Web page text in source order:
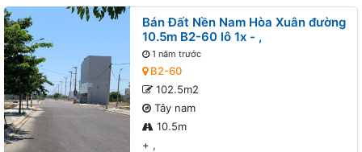
Bán Đất Nền Nam Hòa Xuân đường
10.5m B2-60 lô 1x - ,
1 năm trước
B2-60
102.5m2
Tây nam
10.5m
+ ,